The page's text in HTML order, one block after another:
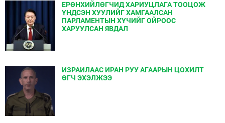
ЕРӨНХИЙЛӨГЧИД ХАРИУЦЛАГА ТООЦОЖ
ҮНДСЭН ХУУЛИЙГ ХАМГААЛСАН
ПАРЛАМЕНТЫН ХҮЧИЙГ ОЙРООС
ХАРУУЛСАН ЯВДАЛ
ИЗРАИЛААС ИРАН РУУ АГААРЫН ЦОХИЛТ
ӨГЧ ЭХЭЛЖЭЭ